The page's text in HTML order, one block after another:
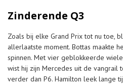
Zinderende Q3
Zoals bij elke Grand Prix tot nu toe,
allerlaatste moment. Bottas maakte
spinnen. Met vier geblokkeerde
wist hij zijn Mercedes uit de vangrail
verder dan P6. Hamilton leek lange